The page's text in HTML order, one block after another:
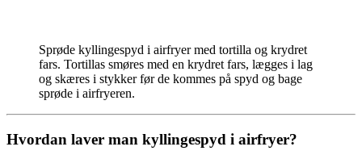
Sprøde kyllingespyd i airfryer med tortilla og krydret
fars. Tortillas smøres med en krydret fars, lægges i lag
og skæres i stykker før de kommes på spyd og bage
sprøde i airfryeren.
Hvordan laver man kyllingespyd i airfryer?